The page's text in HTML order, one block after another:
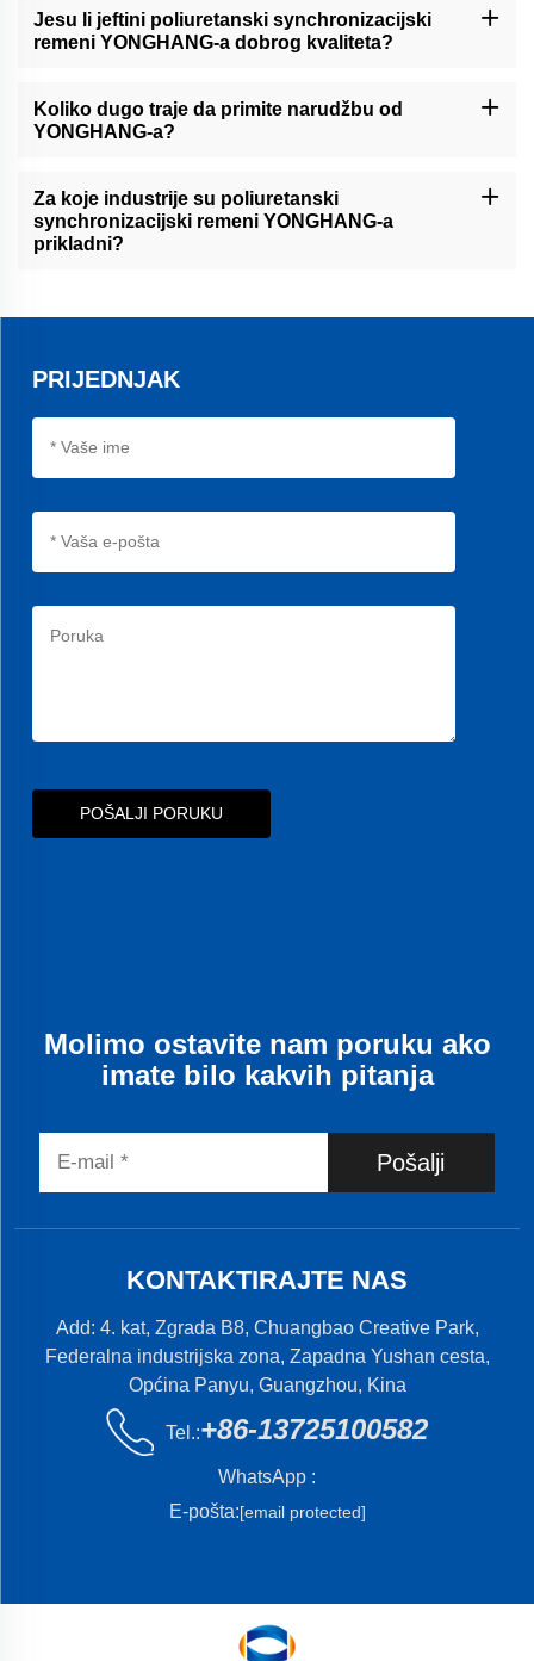
narudžbama. Samo nam recite vaše specifične zahtjeve, a mi
ćemo izraditi remen koji odgovara vašim potrebama.
Jesu li jeftini poliuretanski synchronizacijski
remeni YONGHANG-a dobrog kvaliteta?
često zavise od poliuretanskih sincronizacijskih remena zbog
svojih zahtjeva za visokoučinkovitim prijenosom snage i
pozicioniranjem.
Koliko dugo traje da primite narudžbu od
YONGHANG-a?
odredištu. Međutim, trudimo se osigurati učinkovitu dostavu za
sve B2B klijente.
Za koje industrije su poliuretanski
synchronizacijski remeni YONGHANG-a
prikladni?
PRIJEDNJAK
POŠALJI PORUKU
Molimo ostavite nam poruku ako
imate bilo kakvih pitanja
Pošalji
KONTAKTIRAJTE NAS
Add: 4. kat, Zgrada B8, Chuangbao Creative Park,
Federalna industrijska zona, Zapadna Yushan cesta,
Općina Panyu, Guangzhou, Kina
Tel.:+86-13725100582
WhatsApp :
E-pošta:[email protected]